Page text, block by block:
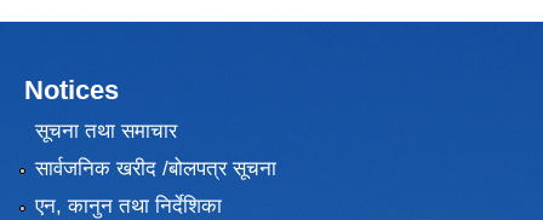
Notices
सूचना तथा समाचार
सार्वजनिक खरीद /बोलपत्र सूचना
एन, कानुन तथा निर्देशिका